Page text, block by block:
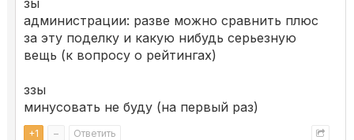
зы
администрации: разве можно сравнить плюс
за эту поделку и какую нибудь серьезную
вещь (к вопросу о рейтингах)
ззы
минусовать не буду (на первый раз)
+1 – Ответить